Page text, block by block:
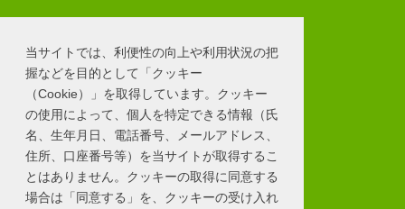
当サイトでは、利便性の向上や利用状況の把
握などを目的として「クッキー
（Cookie）」を取得しています。クッキー
の使用によって、個人を特定できる情報（氏
名、生年月日、電話番号、メールアドレス、
住所、口座番号等）を当サイトが取得するこ
とはありません。クッキーの取得に同意する
場合は「同意する」を、クッキーの受け入れ